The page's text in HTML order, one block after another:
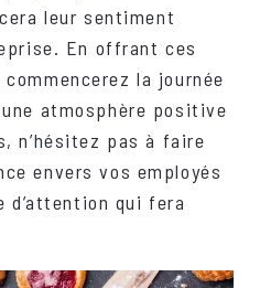
leur sentiment
En offrant ces
la journée
atmosphère positive
n’hésitez pas à faire
envers vos employés
qui fera